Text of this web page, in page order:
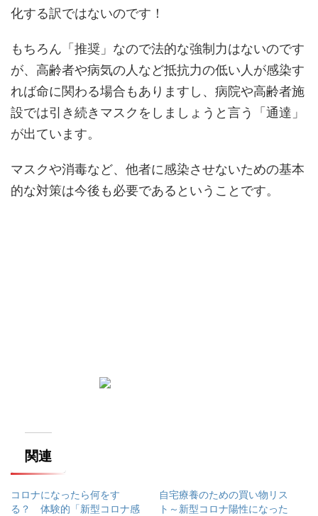
化する訳ではないのです！
もちろん「推奨」なので法的な強制力はないのです
が、高齢者や病気の人など抵抗力の低い人が感染す
れば命に関わる場合もありますし、病院や高齢者施
設では引き続きマスクをしましょうと言う「通達」
が出ています。
マスクや消毒など、他者に感染させないための基本
的な対策は今後も必要であるということです。
関連
コロナになったら何をす
る？ 体験的「新型コロナ感
自宅療養のための買い物リス
ト～新型コロナ陽性になった